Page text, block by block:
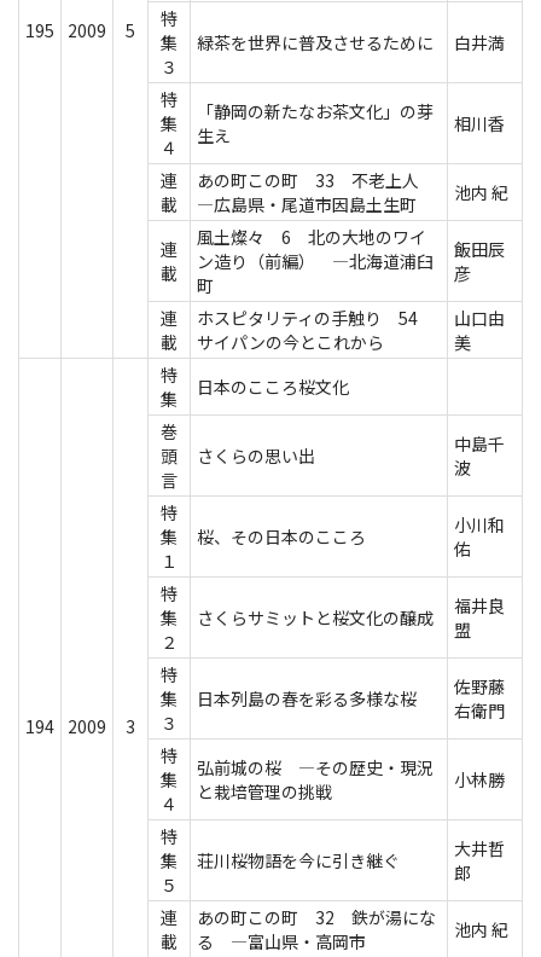
195 2009 5
特
集
３
緑茶を世界に普及させるために 白井満
特
集
４
「静岡の新たなお茶文化」の芽
生え
相川香
連
載
あの町この町 33 不老上人
―広島県・尾道市因島土生町
池内 紀
連
載
風土燦々 6 北の大地のワイ
ン造り（前編） ―北海道浦臼
町
飯田辰
彦
連
載
ホスピタリティの手触り 54
サイパンの今とこれから
山口由
美
194 2009 3
特
集
日本のこころ桜文化
巻
頭
言
さくらの思い出
中島千
波
特
集
１
桜、その日本のこころ
小川和
佑
特
集
２
さくらサミットと桜文化の醸成
福井良
盟
特
集
３
日本列島の春を彩る多様な桜
佐野藤
右衛門
特
集
４
弘前城の桜 ―その歴史・現況
と栽培管理の挑戦
小林勝
特
集
５
荘川桜物語を今に引き継ぐ
大井哲
郎
連
載
あの町この町 32 鉄が湯にな
る ―富山県・高岡市
池内 紀